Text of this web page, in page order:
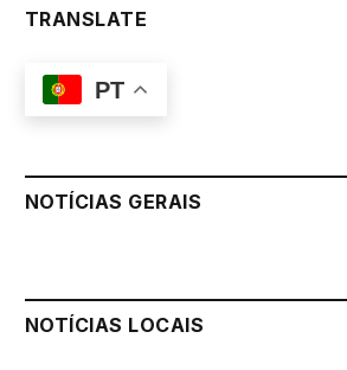
TRANSLATE
PT
NOTÍCIAS GERAIS
NOTÍCIAS LOCAIS